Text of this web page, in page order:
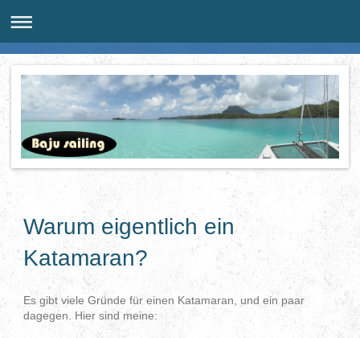
Warum eigentlich ein
Katamaran?
Es gibt viele Gründe für einen Katamaran, und ein paar
dagegen. Hier sind meine: